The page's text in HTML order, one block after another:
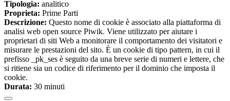
Tipologia: analitico
Proprieta: Prime Parti
Descrizione: Questo nome di cookie è associato alla piattaforma di
analisi web open source Piwik. Viene utilizzato per aiutare i
proprietari di siti Web a monitorare il comportamento dei visitatori e
misurare le prestazioni del sito. È un cookie di tipo pattern, in cui il
prefisso _pk_ses è seguito da una breve serie di numeri e lettere, che
si ritiene sia un codice di riferimento per il dominio che imposta il
cookie.
Durata: 30 minuti